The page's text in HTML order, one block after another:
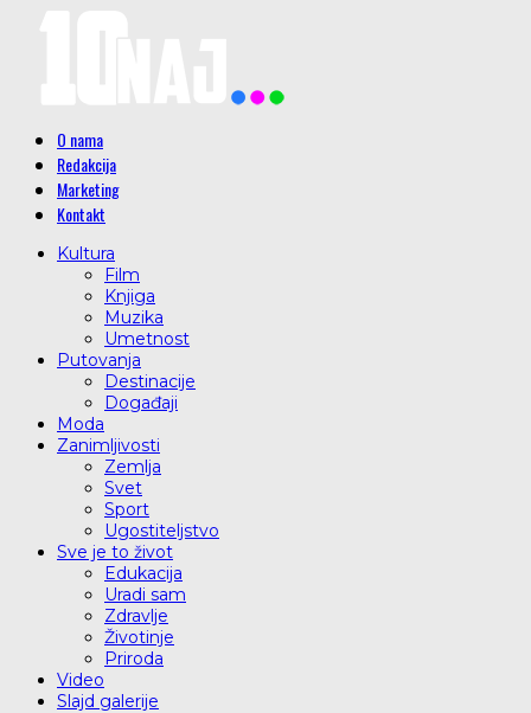
O nama
Redakcija
Marketing
Kontakt
Kultura
Film
Knjiga
Muzika
Umetnost
Putovanja
Destinacije
Događaji
Moda
Zanimljivosti
Zemlja
Svet
Sport
Ugostiteljstvo
Sve je to život
Edukacija
Uradi sam
Zdravlje
Životinje
Priroda
Video
Slajd galerije